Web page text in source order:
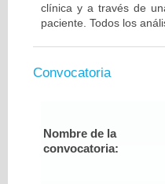
clínica y a través de
paciente. Todos los
Convocatoria
Nombre de la
convocatoria: